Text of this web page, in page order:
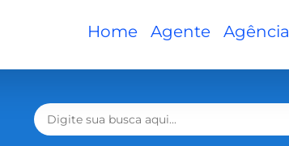
Home Agente Agência